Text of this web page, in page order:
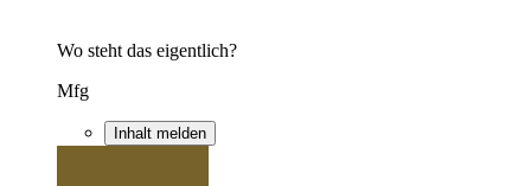
Wo steht das eigentlich?
Mfg
Inhalt melden